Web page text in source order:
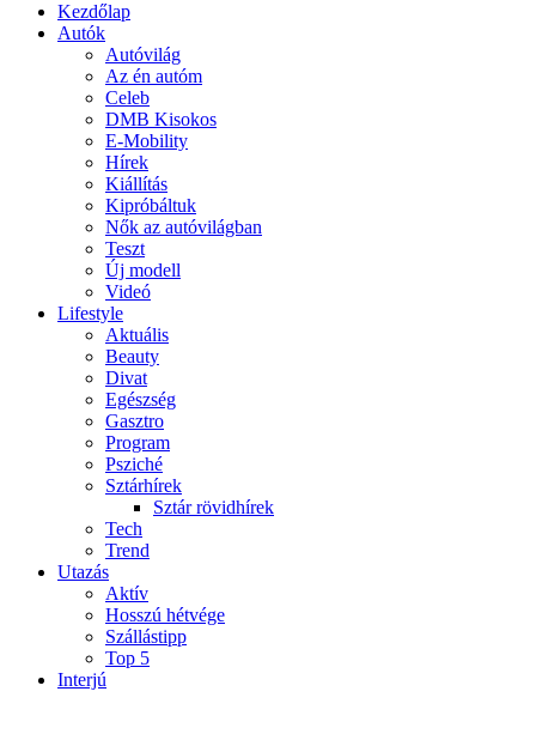
Kezdőlap
Autók
Autóvilág
Az én autóm
Celeb
DMB Kisokos
E-Mobility
Hírek
Kiállítás
Kipróbáltuk
Nők az autóvilágban
Teszt
Új modell
Videó
Lifestyle
Aktuális
Beauty
Divat
Egészség
Gasztro
Program
Psziché
Sztárhírek
Sztár rövidhírek
Tech
Trend
Utazás
Aktív
Hosszú hétvége
Szállástipp
Top 5
Interjú